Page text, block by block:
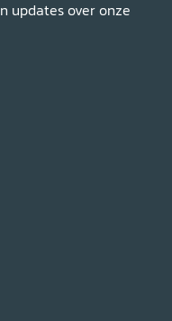
updates over onze